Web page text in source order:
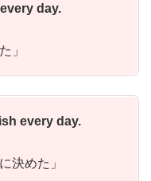
day.
」
every day.
決めた」